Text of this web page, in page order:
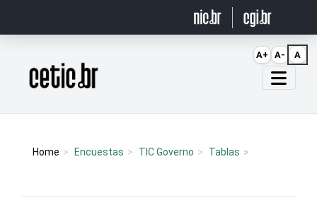
Página inicial
Home Encuestas TIC Governo Tablas
A+ A- A